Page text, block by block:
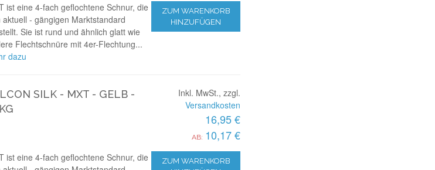
ZUM WARENKORB
HINZUFÜGEN
ist eine 4-fach geflochtene Schnur, die
aktuell - gängigen Marktstandard
Sie ist rund und ähnlich glatt wie
Flechtschnüre mit 4er-Flechtung...
dazu
SILK - MXT - GELB -
Inkl. MwSt., zzgl.
Versandkosten
16,95 €
AB: 10,17 €
ZUM WARENKORB
ist eine 4-fach geflochtene Schnur, die